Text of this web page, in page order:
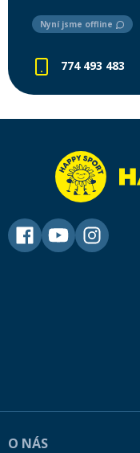
Nyní jsme offline
774 493 483
O NÁS